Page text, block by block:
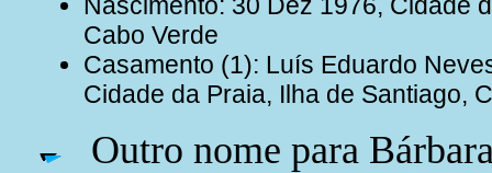
Cabo Verde
Casamento (1): Luís Eduardo
Cidade da Praia, Ilha de Santiago,
Outro nome para